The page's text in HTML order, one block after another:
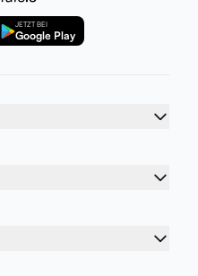
JETZT BEI
Google Play